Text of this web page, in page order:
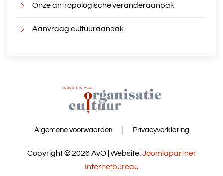
Onze antropologische veranderaanpak
Aanvraag cultuuraanpak
Algemene voorwaarden Privacyverklaring
Copyright © 2026 AvO | Website:Joomlapartner
Internetbureau